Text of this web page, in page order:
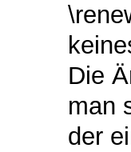
Die
man
der